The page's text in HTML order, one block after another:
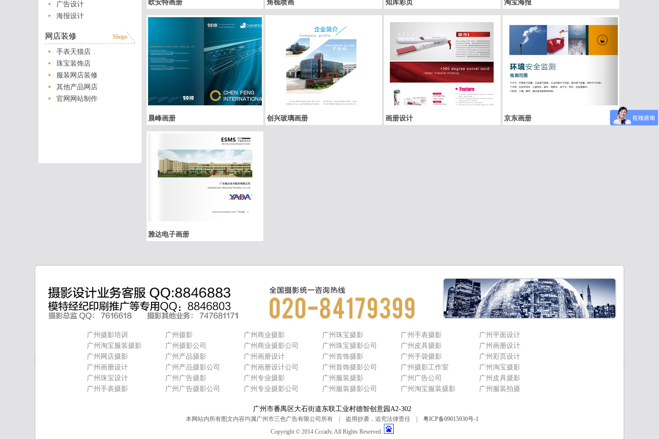
广告设计
海报设计
网店装修 Shops
手表天猫店
珠宝装饰店
服装网店装修
其他产品网店
官网网站制作
欧安特画册 角梳喷画 知库彩页 淘宝海报
晨峰画册 创兴玻璃画册 画册设计 京东画册
雅达电子画册
广州摄影培训 广州摄影 广州商业摄影 广州珠宝摄影 广州手表摄影
广州平面设计
广州淘宝服装摄影
广州摄影公司 广州商业摄影公司 广州珠宝摄影公司 广州皮具摄影
广州画册设计
广州网店摄影
广州产品摄影 广州画册设计 广州首饰摄影 广州手袋摄影
广州彩页设计
广州画册设计
广州产品摄影公司 广州画册设计公司 广州首饰摄影公司 广州摄影工作室
广州淘宝摄影
广州珠宝设计
广州广告摄影 广州专业摄影 广州服装摄影 广州广告公司
广州皮具摄影
广州手表摄影
广州广告摄影公司 广州专业摄影公司 广州服装摄影公司 广州淘宝服装摄影 广州服装拍摄
广州市番禺区大石街道东联工业村德智创意园A2-302
本网站内所有图文内容均属广州市三色广告有限公司所有 | 盗用抄袭，追究法律责任 | 粤ICP备09015930号-1
Copyright © 2014 Cccadv, All Rights Reserved.